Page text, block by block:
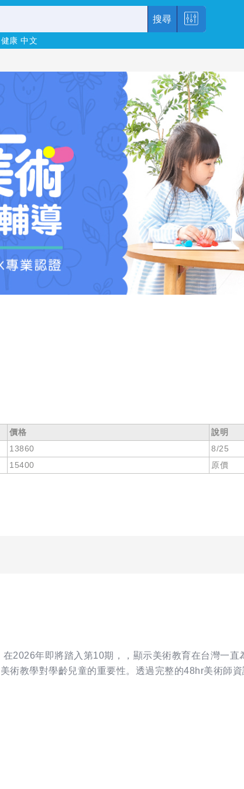
搜尋
健康 中文
價格
說明
13860
8/25
15400 原價
2026年即將踏入第10期，，顯示美術教育在台灣一
術教學對學齡兒童的重要性。透過完整的48hr美術師